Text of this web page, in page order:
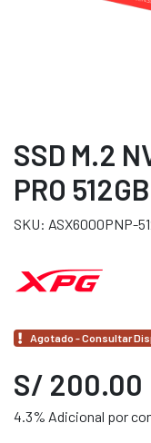
SSD M.2
PRO 512GB
SKU: ASX6000PNP-
Agotado - Consultar
S/ 200.00
4.3% Adicional por